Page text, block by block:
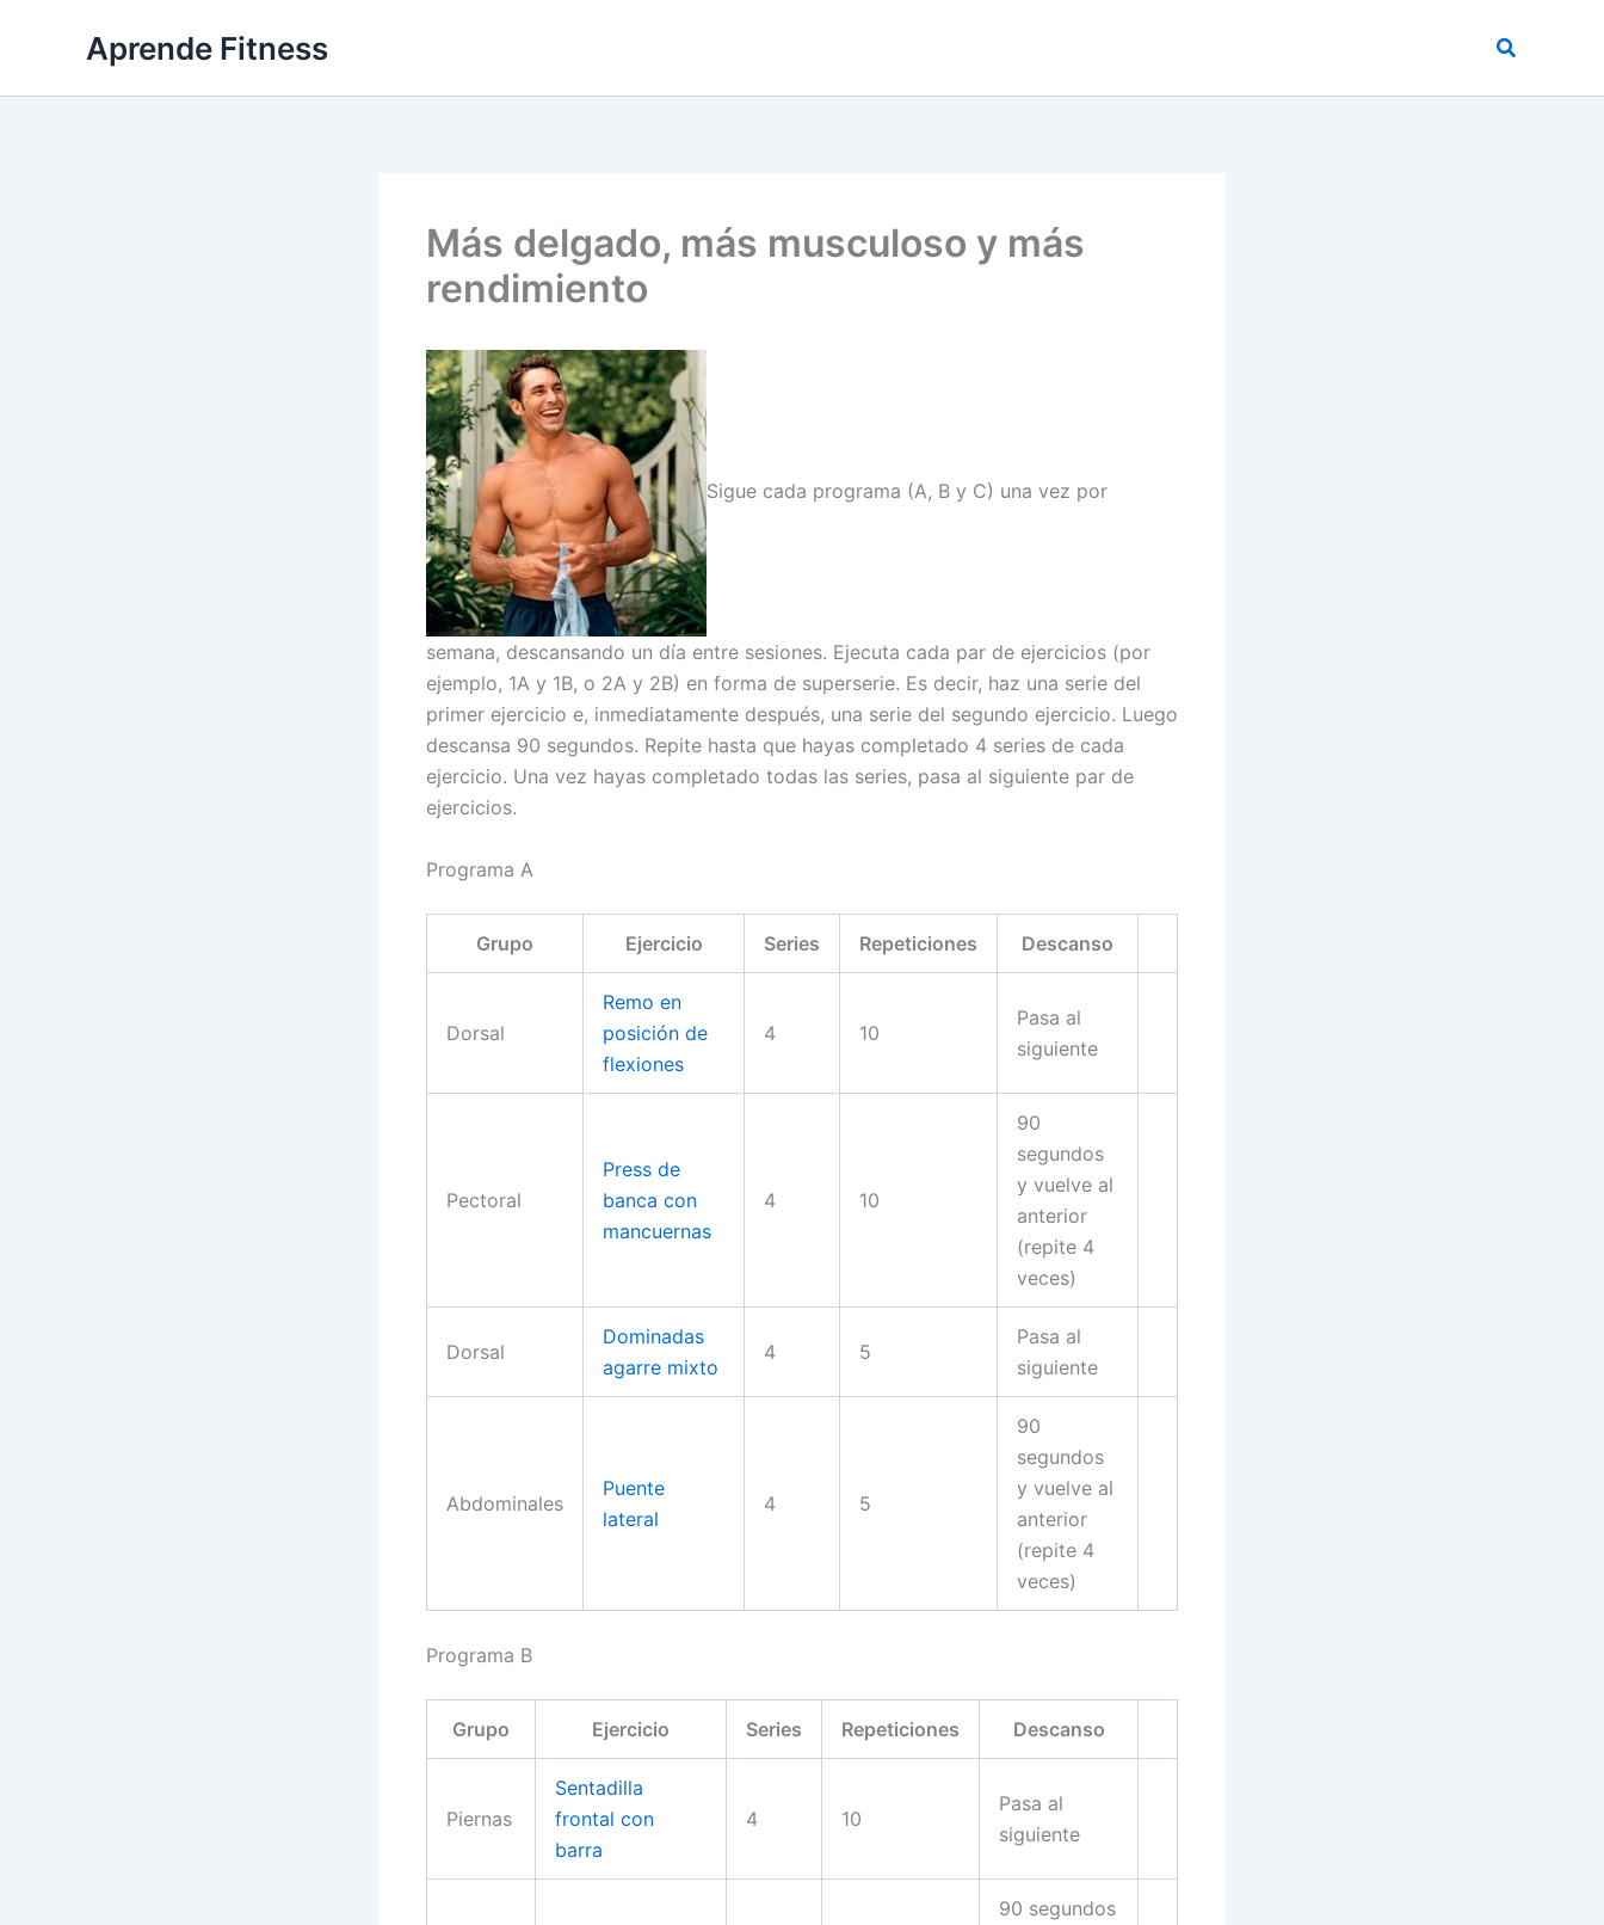
Aprende Fitness Buscar
Más delgado, más musculoso y más
rendimiento
Sigue cada programa (A, B y C) una vez por
semana, descansando un día entre sesiones. Ejecuta cada par de ejercicios (por
ejemplo, 1A y 1B, o 2A y 2B) en forma de superserie. Es decir, haz una serie del
primer ejercicio e, inmediatamente después, una serie del segundo ejercicio. Luego
descansa 90 segundos. Repite hasta que hayas completado 4 series de cada
ejercicio. Una vez hayas completado todas las series, pasa al siguiente par de
ejercicios.
Programa A
Grupo Ejercicio Series Repeticiones Descanso
Dorsal
Remo en
posición de
flexiones
4 10
Pasa al
siguiente
Pectoral
Press de
banca con
mancuernas
4 10
90
segundos
y vuelve al
anterior
(repite 4
veces)
Dorsal
Dominadas
agarre mixto
4 5
Pasa al
siguiente
Abdominales
Puente
lateral
4 5
90
segundos
y vuelve al
anterior
(repite 4
veces)
Programa B
Grupo Ejercicio Series Repeticiones Descanso
Piernas
Sentadilla
frontal con
barra
4 10
Pasa al
siguiente
90 segundos